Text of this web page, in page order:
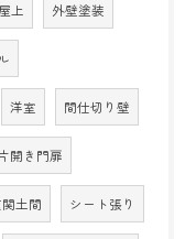
屋上 外壁塗装
洋室 間仕切り壁
開き門扉
土間 シート張り